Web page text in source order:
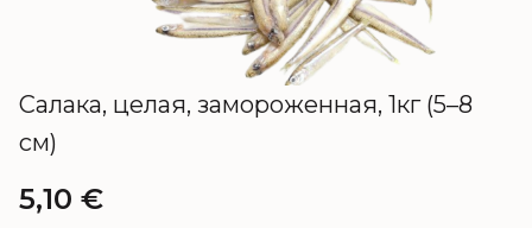
Салака, целая, замороженная, 1кг (5–8
см)
5,10 €